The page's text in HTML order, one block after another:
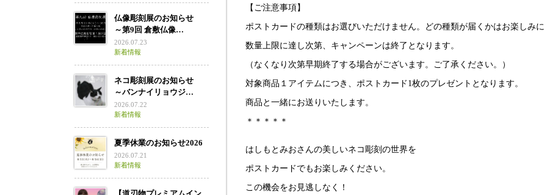
【ご注意事項】
ポストカードの種類はお選びいただけません。どの種類が届くかはお楽しみに
数量上限に達し次第、キャンペーンは終了となります。
（なくなり次第早期終了する場合がございます。ご了承ください。）
対象商品１アイテムにつき、ポストカード1枚のプレゼントとなります。
商品と一緒にお送りいたします。
＊＊＊＊＊
はしもとみおさんの美しいネコ彫刻の世界を
ポストカードでもお楽しみください。
この機会をお見逃しなく！
仏像彫刻展のお知らせ
～第9回 倉敷仏像…
2026.07.23
新着情報
ネコ彫刻展のお知らせ
～バンナイリョウジ…
2026.07.22
新着情報
夏季休業のお知らせ2026
2026.07.21
新着情報